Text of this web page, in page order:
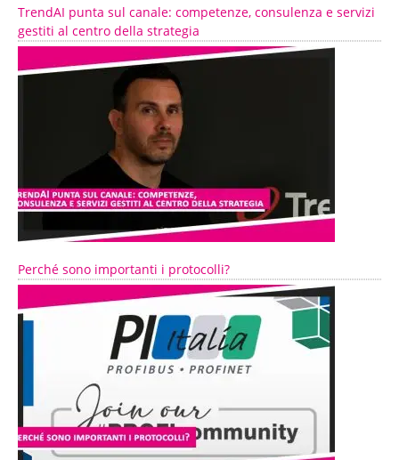
TrendAI punta sul canale: competenze, consulenza e servizi
gestiti al centro della strategia
Perché sono importanti i protocolli?